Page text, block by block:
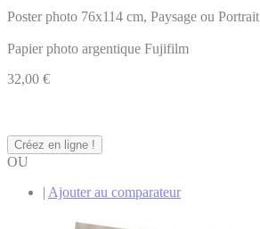
Poster photo 76x114 cm, Paysage ou Portrait
Papier photo argentique Fujifilm
32,00 €
Créez en ligne !
OU
| Ajouter au comparateur